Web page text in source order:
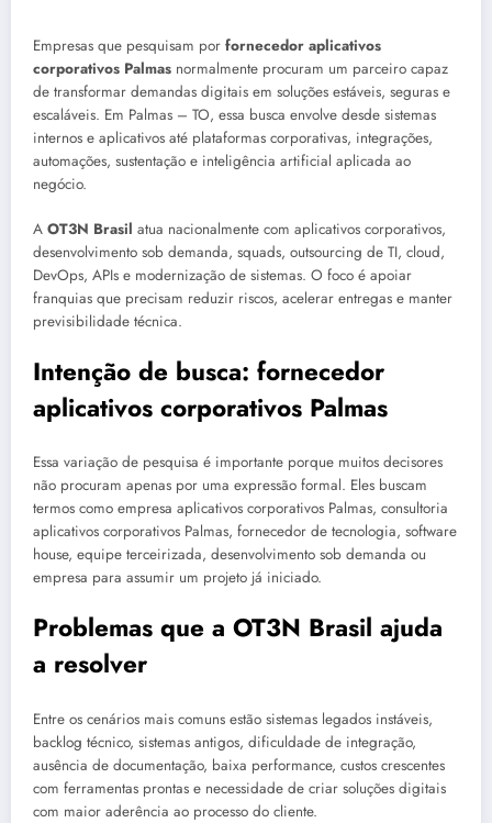
Empresas que pesquisam por fornecedor aplicativos
corporativos Palmas normalmente procuram um parceiro capaz
de transformar demandas digitais em soluções estáveis, seguras e
escaláveis. Em Palmas – TO, essa busca envolve desde sistemas
internos e aplicativos até plataformas corporativas, integrações,
automações, sustentação e inteligência artificial aplicada ao
negócio.
A OT3N Brasil atua nacionalmente com aplicativos corporativos,
desenvolvimento sob demanda, squads, outsourcing de TI, cloud,
DevOps, APIs e modernização de sistemas. O foco é apoiar
franquias que precisam reduzir riscos, acelerar entregas e manter
previsibilidade técnica.
Intenção de busca: fornecedor
aplicativos corporativos Palmas
Essa variação de pesquisa é importante porque muitos decisores
não procuram apenas por uma expressão formal. Eles buscam
termos como empresa aplicativos corporativos Palmas, consultoria
aplicativos corporativos Palmas, fornecedor de tecnologia, software
house, equipe terceirizada, desenvolvimento sob demanda ou
empresa para assumir um projeto já iniciado.
Problemas que a OT3N Brasil ajuda
a resolver
Entre os cenários mais comuns estão sistemas legados instáveis,
backlog técnico, sistemas antigos, dificuldade de integração,
ausência de documentação, baixa performance, custos crescentes
com ferramentas prontas e necessidade de criar soluções digitais
com maior aderência ao processo do cliente.